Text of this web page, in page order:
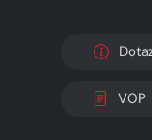
VOP